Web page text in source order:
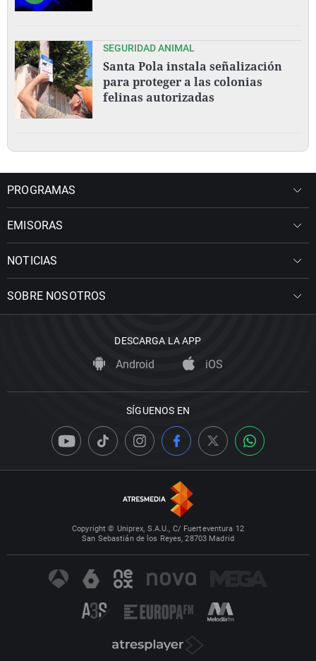
SEGURIDAD ANIMAL
Santa Pola instala señalización
para proteger a las colonias
felinas autorizadas
PROGRAMAS
EMISORAS
NOTICIAS
SOBRE NOSOTROS
DESCARGA LA APP
Android iOS
SÍGUENOS EN
Copyright © Uniprex, S.A.U., C/ Fuerteventura 12
San Sebastián de los Reyes, 28703 Madrid